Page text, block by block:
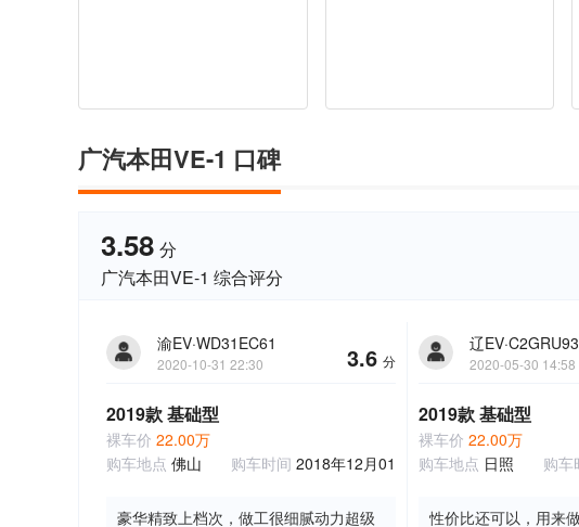
广汽本田VE-1 口碑
3.58 分
广汽本田VE-1 综合评分
渝EV·WD31EC61
2020-10-31 22:30 3.6 分
2019款 基础型
裸车价 22.00万
购车地点 佛山 购车时间 2018年12月01
豪华精致上档次，做工很细腻动力超级
辽
2020-05-30 14:58
2019款 基础型
裸车价 22.00万
购车地点 日照 购车
性价比还可以，用来